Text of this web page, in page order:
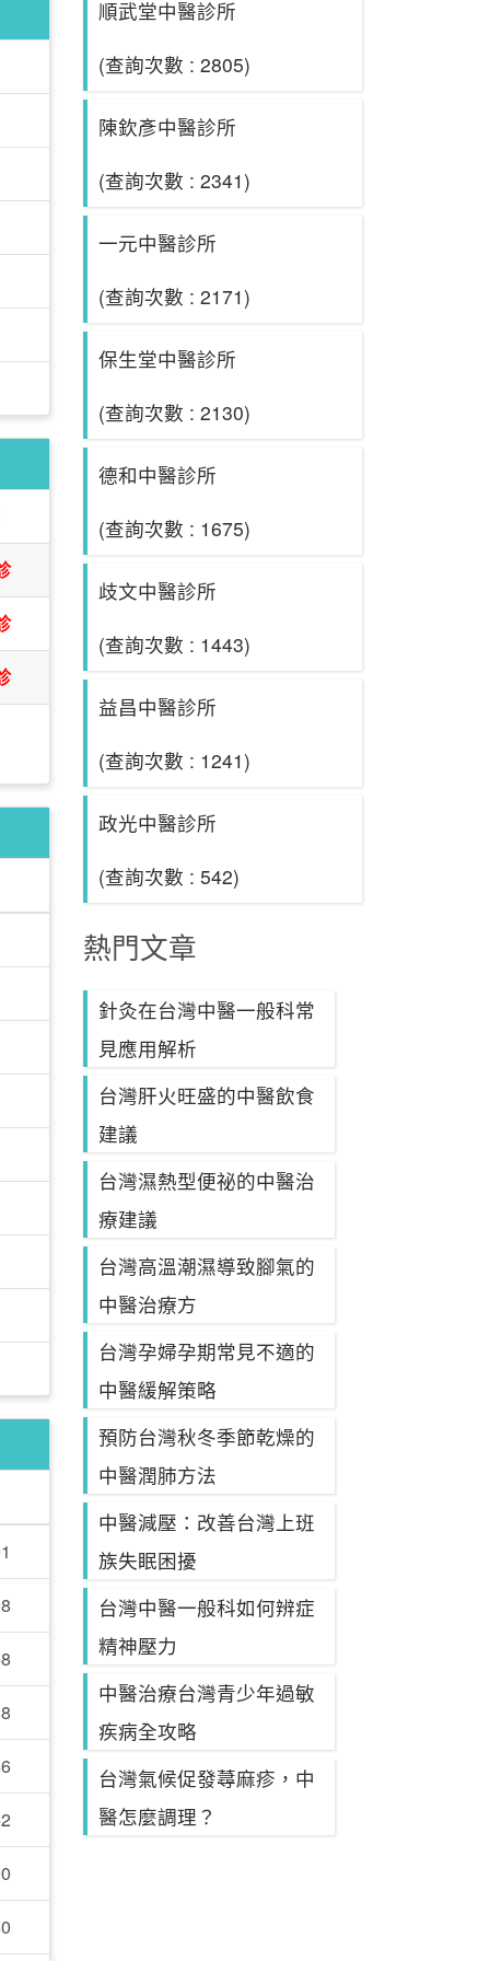
順武堂中醫診所
(查詢次數 : 2805)
陳欽彥中醫診所
(查詢次數 : 2341)
一元中醫診所
(查詢次數 : 2171)
保生堂中醫診所
(查詢次數 : 2130)
德和中醫診所
(查詢次數 : 1675)
歧文中醫診所
(查詢次數 : 1443)
益昌中醫診所
(查詢次數 : 1241)
政光中醫診所
(查詢次數 : 542)
熱門文章
針灸在台灣中醫一般科常
見應用解析
台灣肝火旺盛的中醫飲食
建議
台灣濕熱型便祕的中醫治
療建議
台灣高溫潮濕導致腳氣的
中醫治療方
台灣孕婦孕期常見不適的
中醫緩解策略
預防台灣秋冬季節乾燥的
中醫潤肺方法
中醫減壓：改善台灣上班
族失眠困擾
台灣中醫一般科如何辨症
精神壓力
中醫治療台灣青少年過敏
疾病全攻略
台灣氣候促發蕁麻疹，中
醫怎麼調理？